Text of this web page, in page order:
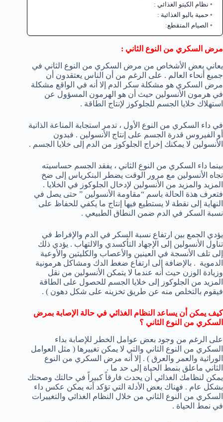
نظام الكيتو الغذائي :
حمية باليو الغذائية :
الصيام المتقطع:
مرض السكري من النوع الثاني :
يعاني بعض الأشخاص من مرض السكري من النوع الثاني في
جميع أنحاء العالم . على الرغم من أن الناس يعتقدون أن
مرض السكري هو مشكلة سكر الدم إلا أنه في الواقع مشكلة
في هرمون الأنسولين حيث أن هو الهرمون المسؤول عن
استهلاك خلايا الجسم للجلوكوز لإنتاج الطاقة .
في داء السكري من النوع الأول ، تدمر استجابة المناعة الذاتية
أو الفيروس قدرة الجسم على إنتاج الأنسولين . فبدون
الأنسولين لا يمكنك إخراج الجلوكوز من الدم إلى خلايا الجسم .
بينما داء السكري من النوع الثاني ، يفقد الجسم حساسيته
تجاه الأنسولين مع مرور الوقت يضطر البنكرياس إلى ضخ
المزيد والمزيد من الأنسولين لإدخال الجلوكوز في الخلايا .
فتعرف هذة الحالة باسم “مقاومة الأنسولين ” حتى يصل في
النهاية إلى نقطة لا يستطيع فيها إنتاج ما يكفي للحفاظ على
نسبة السكر في الدم ضمن النطاق الطبيعي .
يؤدي الجمع بين ارتفاع نسبة السكر في الدم والإفراط في
تناول الأنسولين إلى الإجهاد التأكسدي والالتهاب . يؤدي ذلك
إلى تلف الأنسجة في العينين والأعصاب والكليتين والأوعية
الدموية . بالإضافة إلى ارتفاع ضغط الدك ومشاكل هرمونية
وزيادة الوزن حيث أنه عندما لا يتمكن الأنسولين من نقل
المزيد من الجلوكوز إلى خلايا الجسم للحصول على الطاقة
فيقوم بالتخلص منه عن طريق تخزينه على شكل دهون ) .
كيف يمكن أن يساعد النظام الغذائي في حالة الإصابة بمرض
السكري من النوع الثاني ؟
على الرغم من وجود بعض عوامل الخطر للإصابة بداء
السكري من النوع الثاني والتي لا يمكن تغييرها ( مثل العوامل
الوراثية والعمر والعرق ) . إلا أنه مرض السكري من النوع
الثاني ماعلق بنمط الحياة إلى حد ما .
يمكن لنظامك الغذائي أن يحدث فارقاً كبيراً في حالتك وصحتك
بشكل عام . فهناك بعض الأدلة التي تؤكد أنه يمكن عكس داء
السكري من النوع الثاني من خلال النظام الغذائي والتغييرات
في نمط الحياة .